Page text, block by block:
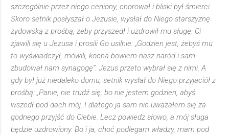
szczególnie przez niego ceniony, chorował i bliski był śmierci.
Skoro setnik posłyszał o Jezusie, wysłał do Niego starszyznę
żydowską z prośbą, żeby przyszedł i uzdrowił mu sługę. Ci
zjawili się u Jezusa i prosili Go usilnie: „Godzien jest, żebyś mu
to wyświadczył, mówili, kocha bowiem nasz naród i sam
zbudował nam synagogę”. Jezus przeto wybrał się z nimi. A
gdy był już niedaleko domu, setnik wysłał do Niego przyjaciół z
prośbą: „Panie, nie trudź się, bo nie jestem godzien, abyś
wszedł pod dach mój. I dlatego ja sam nie uważałem się za
godnego przyjść do Ciebie. Lecz powiedz słowo, a mój sługa
będzie uzdrowiony. Bo i ja, choć podlegam władzy, mam pod